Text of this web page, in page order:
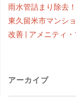
雨水管詰まり除去
東久留米市マンシ
改善 | アメニティ
アーカイブ